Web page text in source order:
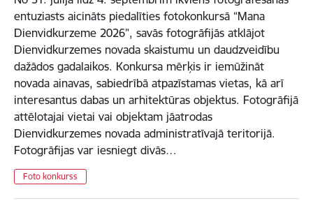
entuziasts aicināts piedalīties fotokonkursā “Mana
Dienvidkurzeme 2026”, savās fotogrāfijās atklājot
Dienvidkurzemes novada skaistumu un daudzveidību
dažādos gadalaikos. Konkursa mērķis ir iemūžināt
novada ainavas, sabiedrībā atpazīstamas vietas, kā arī
interesantus dabas un arhitektūras objektus. Fotogrāfijā
attēlotajai vietai vai objektam jāatrodas
Dienvidkurzemes novada administratīvajā teritorijā.
Fotogrāfijas var iesniegt divās…
Foto konkurss